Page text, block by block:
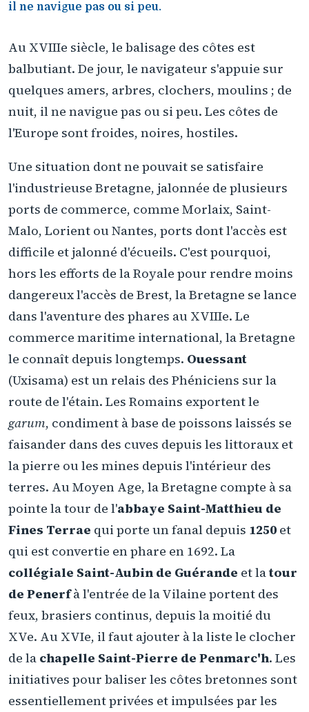
il ne navigue pas ou si peu.
Au XVIIIe siècle, le balisage des côtes est
balbutiant. De jour, le navigateur s'appuie sur
quelques amers, arbres, clochers, moulins ; de
nuit, il ne navigue pas ou si peu. Les côtes de
l'Europe sont froides, noires, hostiles.
Une situation dont ne pouvait se satisfaire
l'industrieuse Bretagne, jalonnée de plusieurs
ports de commerce, comme Morlaix, Saint-
Malo, Lorient ou Nantes, ports dont l'accès est
difficile et jalonné d'écueils. C'est pourquoi,
hors les efforts de la Royale pour rendre moins
dangereux l'accès de Brest, la Bretagne se lance
dans l'aventure des phares au XVIIIe. Le
commerce maritime international, la Bretagne
le connaît depuis longtemps. Ouessant
(Uxisama) est un relais des Phéniciens sur la
route de l'étain. Les Romains exportent le
garum, condiment à base de poissons laissés se
faisander dans des cuves depuis les littoraux et
la pierre ou les mines depuis l'intérieur des
terres. Au Moyen Age, la Bretagne compte à sa
pointe la tour de l'abbaye Saint-Matthieu de
Fines Terrae qui porte un fanal depuis 1250 et
qui est convertie en phare en 1692. La
collégiale Saint-Aubin de Guérande et latour
de Penerfà l'entrée de la Vilaine portent des
feux, brasiers continus, depuis la moitié du
XVe. Au XVIe, il faut ajouter à la liste le clocher
de la chapelle Saint-Pierre de Penmarc'h. Les
initiatives pour baliser les côtes bretonnes sont
essentiellement privées et impulsées par les